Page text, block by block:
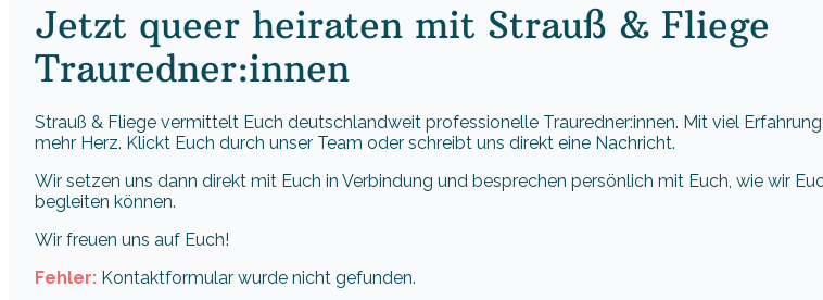
Jetzt queer heiraten mit Strauß & Fliege
Trauredner:innen
Strauß & Fliege vermittelt Euch deutschlandweit professionelle Trauredner:innen. Mit viel
mehr Herz. Klickt Euch durch unser Team oder schreibt uns direkt eine Nachricht.
Wir setzen uns dann direkt mit Euch in Verbindung und besprechen persönlich mit Euch, wie wir
begleiten können.
Wir freuen uns auf Euch!
Fehler: Kontaktformular wurde nicht gefunden.